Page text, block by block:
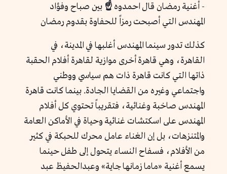
- أغنية رمضان قال احمدوه ☝️ بين صباح وفؤاد
المهندس التي أصبحت رمزاً للحفاوة بقدوم رمضان
كذلك تدور سينما المهندس أغلبها في المدينة، في
القاهرة، وهي قاهرة أخرى موازية لقاهرة أفلام الحقبة
ذاتها التي كانت قاهرة ذات هم سياسي ووطني
واجتماعي وغيره من القضايا الجادة. بينما كانت قاهرة
المهندس صاخبة وغنائية، فتقريباً تحتوي كل أفلام
المهندس على اسكتشات غنائية وحياة في الأماكن العامة
والمتنزهات، بل إن الغناء عامل محرك للحبكة في كثير
من الأفلام، فسفاح النساء يتحول إلى طفل حينما
يسمع أغنية «ماما زمانها جاية» وعبدالحفيظ عبد